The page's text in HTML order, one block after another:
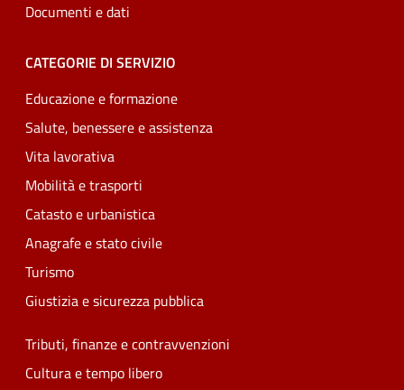
Documenti e dati
CATEGORIE DI SERVIZIO
Educazione e formazione
Salute, benessere e assistenza
Vita lavorativa
Mobilità e trasporti
Catasto e urbanistica
Anagrafe e stato civile
Turismo
Giustizia e sicurezza pubblica
Tributi, finanze e contravvenzioni
Cultura e tempo libero